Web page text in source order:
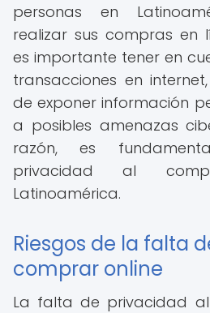
personas en
realizar sus compras en
es importante tener en
transacciones en
de exponer información
a posibles amenazas
razón, es
privacidad al
Latinoamérica.
Riesgos de la falta
comprar online
La falta de privacidad